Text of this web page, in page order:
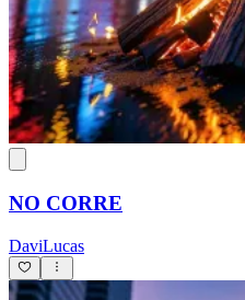
NO CORRE
DaviLucas